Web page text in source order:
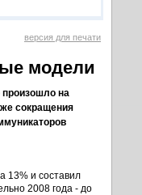
версия для печати
модели
на
сокращения
13% и составил
2008 года - до